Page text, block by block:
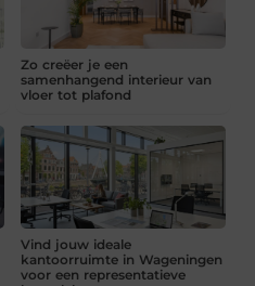
Zo creëer je een
samenhangend interieur van
vloer tot plafond
Vind jouw ideale
kantoorruimte in Wageningen
voor een representatieve